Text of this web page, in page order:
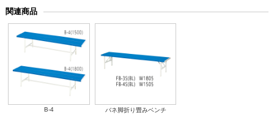
関連商品
B-4 バネ脚折り畳みベンチ